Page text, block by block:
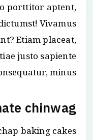
porttitor aptent,
Vivamus
Etiam placeat,
justo sapiente
minus.
chinwag
baking cakes